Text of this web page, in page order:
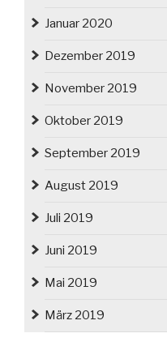
Januar 2020
Dezember 2019
November 2019
Oktober 2019
September 2019
August 2019
Juli 2019
Juni 2019
Mai 2019
März 2019